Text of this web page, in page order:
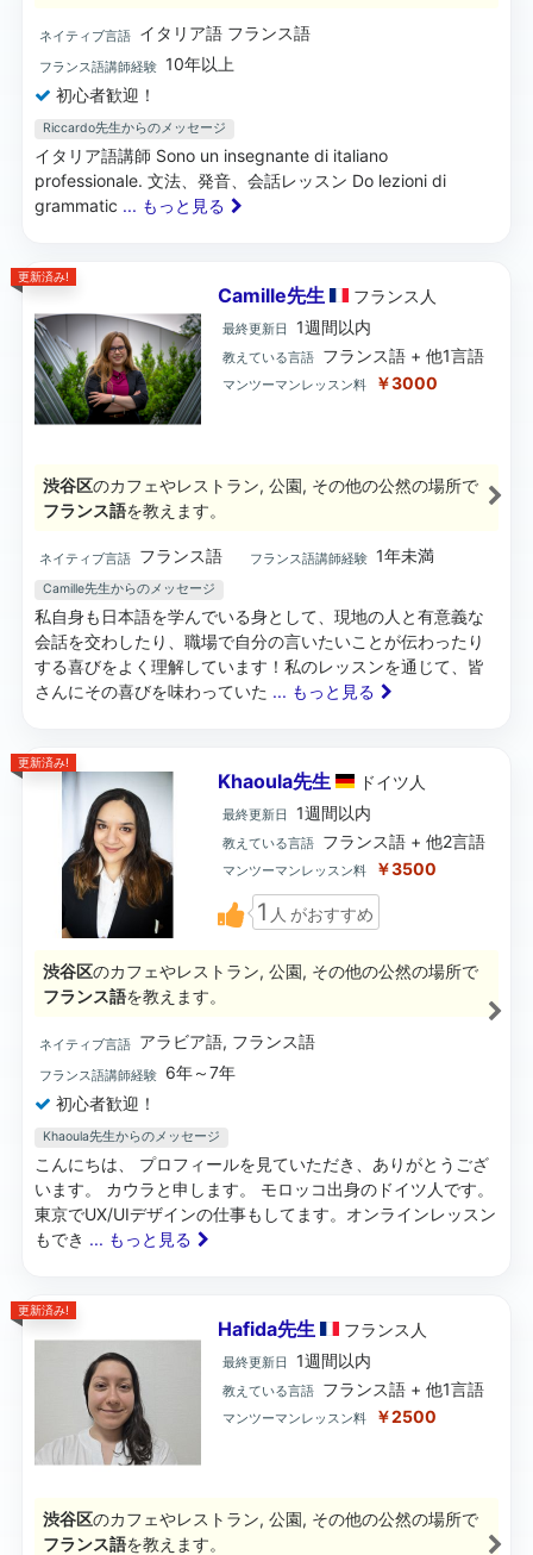
ネイティブ言語 イタリア語 フランス語
フランス語講師経験 10年以上
初心者歓迎！
Riccardo先生からのメッセージ
イタリア語講師 Sono un insegnante di italiano
professionale. 文法、発音、会話レッスン Do lezioni di
grammatic ... もっと見る
更新済み!
Camille先生 フランス 人
最終更新日 1週間以内
教えている言語 フランス語 + 他1言語
マンツーマンレッスン料 ￥3000
渋谷区のカフェやレストラン, 公園, その他の公然の場所で
フランス語を教えます。
ネイティブ言語 フランス語 フランス語講師経験 1年未満
Camille先生からのメッセージ
私自身も日本語を学んでいる身として、現地の人と有意義な
会話を交わしたり、職場で自分の言いたいことが伝わったり
する喜びをよく理解しています！私のレッスンを通じて、皆
さんにその喜びを味わっていた ... もっと見る
更新済み!
Khaoula先生 ドイツ 人
最終更新日 1週間以内
教えている言語 フランス語 + 他2言語
マンツーマンレッスン料 ￥3500
1 人 がおすすめ
渋谷区のカフェやレストラン, 公園, その他の公然の場所で
フランス語を教えます。
ネイティブ言語 アラビア語, フランス語
フランス語講師経験
6年～7年
初心者歓迎！
Khaoula先生からのメッセージ
こんにちは、 プロフィールを見ていただき、ありがとうござ
います。 カウラと申します。 モロッコ出身のドイツ人です。
東京でUX/UIデザインの仕事もしてます。オンラインレッスン
もでき ... もっと見る
更新済み!
Hafida先生 フランス 人
最終更新日 1週間以内
教えている言語 フランス語 + 他1言語
マンツーマンレッスン料 ￥2500
渋谷区のカフェやレストラン, 公園, その他の公然の場所で
フランス語を教えます。